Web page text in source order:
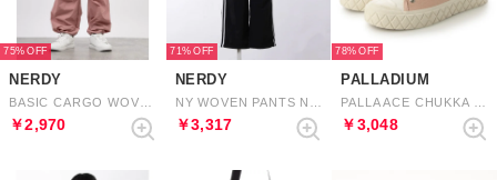
75%
NERDY
￥2,970
71%
NERDY
￥3,317
78%
PALLADIUM
￥3,048